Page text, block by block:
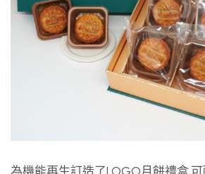
為機能再生訂造了LOGO月餅禮盒,可